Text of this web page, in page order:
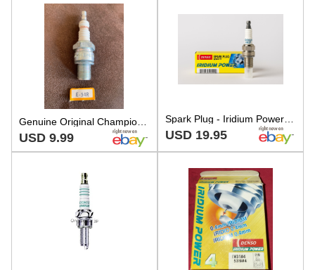
Genuine Original Champion Spark Plug E-54R Brand New
USD 9.99 USD 19.95